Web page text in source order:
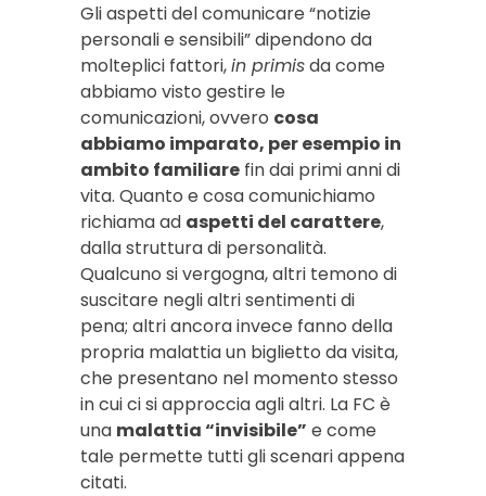
Gli aspetti del comunicare “notizie
personali e sensibili” dipendono da
molteplici fattori,in primisda come
abbiamo visto gestire le
comunicazioni, ovvero cosa
abbiamo imparato, per esempio in
ambito familiare fin dai primi anni di
vita. Quanto e cosa comunichiamo
richiama ad aspetti del carattere,
dalla struttura di personalità.
Qualcuno si vergogna, altri temono di
suscitare negli altri sentimenti di
pena; altri ancora invece fanno della
propria malattia un biglietto da visita,
che presentano nel momento stesso
in cui ci si approccia agli altri. La FC è
una malattia “invisibile” e come
tale permette tutti gli scenari appena
citati.